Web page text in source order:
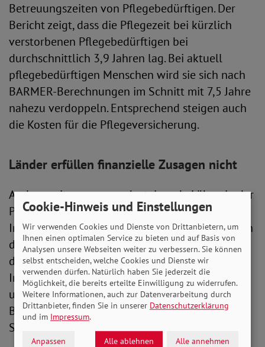
Betreuungszeiten von Pflegebedürftigen. Der
Bericht zeigt, dass die Pflegezeit bei kürzlich
verstorbenen Pflegebedürftigen bei
durchschnittlich 3,9 Jahren lag. Bei aktuell
pflegebedürftigen Menschen wird sie sich nach
BARMER-Berechnungen im Schnitt mit 7,5 Jahre
nahezu verdoppeln. Entsprechend steigen auch
die Kosten für die Pflegeversicherung.
Länder erfüllen finanzielle Zusagen nicht
Andererseits sorgen auch steigende Löhne in der
Pflege und hohe Investitionskosten für die
Infrastruktur der Pflegeheime für weitere Kosten
der Pflegeversicherung. Die Barmer kritisiert,
dass die Bundesländer ihren Anteil der
Investitionskosten nicht übernehmen würden
und stattdessen die Versicherten mit ihren
Beitragsmitteln dafür aufkommen. Auch der
SoVD hat diesen Umstand mehrfach bemängelt.
Cookie-Hinweis und Einstellungen
Wir verwenden Cookies und Dienste von Drittanbietern, um
Ihnen einen optimalen Service zu bieten und auf Basis von
Analysen unsere Webseiten weiter zu verbessern. Sie können
selbst entscheiden, welche Cookies und Dienste wir
verwenden dürfen. Natürlich haben Sie jederzeit die
Möglichkeit, die bereits erteilte Einwilligung zu widerrufen.
Weitere Informationen, auch zur Datenverarbeitung durch
Drittanbieter, finden Sie in unserer Datenschutzerklärung
und im Impressum.
Anpassen Alle ablehnen Alle annehmen